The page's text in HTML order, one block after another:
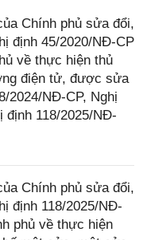
Chính phủ sửa đổi,
định 45/2020/NĐ-CP
về thực hiện thủ
điện tử, được sửa
2024/NĐ-CP, Nghị
định 118/2025/NĐ-
Chính phủ sửa đổi,
định 118/2025/NĐ-
phủ về thực hiện